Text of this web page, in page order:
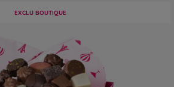
EXCLU BOUTIQUE